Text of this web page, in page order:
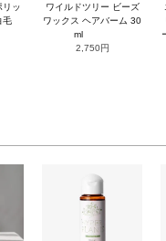
リッ
毛
ワイルドツリー ビーズ
ワックス ヘアバーム 30
ml
2,750円